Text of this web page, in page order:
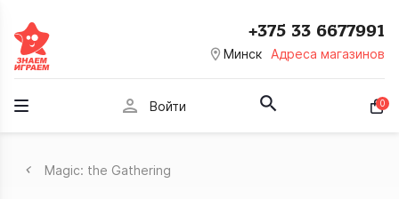
room Минск Адреса магазинов
+375 33 6677991
person Войти 0
Magic: the Gathering